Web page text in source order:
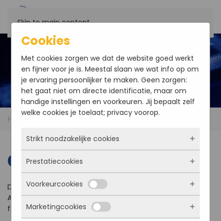
Skip to main content
Home Contact
Contact
Do you need help finding the right parts for your product?
Any other questions? Feel free to contact us
for more information.
Cookies
Met cookies zorgen we dat de website goed werkt
en fijner voor je is. Meestal slaan we wat info op om
je ervaring persoonlijker te maken. Geen zorgen:
het gaat niet om directe identificatie, maar om
handige instellingen en voorkeuren. Jij bepaalt zelf
welke cookies je toelaat; privacy voorop.
Strikt noodzakelijke cookies
Deze cookies zorgen ervoor dat de website
überhaupt werkt. Ze zijn dus altijd actief en
kunnen niet worden uitgezet. Meestal worden
ze alleen geplaatst als jij iets doet, zoals
inloggen, een formulier invullen of je
Prestatiecookies
Met deze cookies zien we hoe vaak onze site
bezocht wordt, waar bezoekers vandaan
komen en welke pagina’s populair zijn. Zo
Voorkeurcookies
Deze cookies onthouden jouw voorkeuren.
Marketingcookies